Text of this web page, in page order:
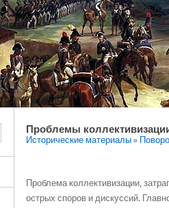
Проблемы
Исторические материалы »
Проблема коллективизации,
острых споров и дискуссий.